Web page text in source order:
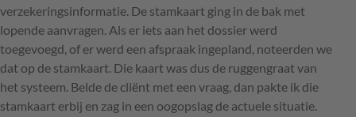
verzekeringsinformatie. De stamkaart ging in de bak met
lopende aanvragen. Als er iets aan het dossier werd
toegevoegd, of er werd een afspraak ingepland, noteerden we
dat op de stamkaart. Die kaart was dus de ruggengraat van
het systeem. Belde de cliënt met een vraag, dan pakte ik die
stamkaart erbij en zag in een oogopslag de actuele situatie.